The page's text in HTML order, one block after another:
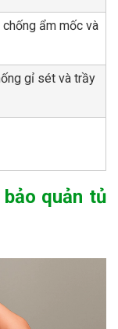
ẩm mốc và
gỉ sét và trầy
quản tủ